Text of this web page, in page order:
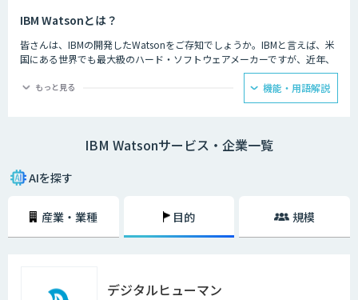
IBM Watsonとは？
皆さんは、IBMの開発したWatsonをご存知でしょうか。IBMと言えば、米
国にある世界でも最大級のハード・ソフトウェアメーカーですが、近年、
AI・人工知能開発のリーディングカンパニーとなっています。
IBM Watsonは、ビジネスシステムにAIを活用し、銀行や医療などの専門
て「3層のAIモデルによって効率的に学習できる点」が挙げられるでしょ
う。Watsonは、自然言語の解析を行う「ベースAI型モデル層」、業界特有
た学習によって適切な知見を見出す「企業個別モデル層」の3層で構成さ
もっと見る 機能・用語解説
IBM Watsonサービス・企業一覧
AIを探す
産業・業種 目的 規模
デジタルヒューマン